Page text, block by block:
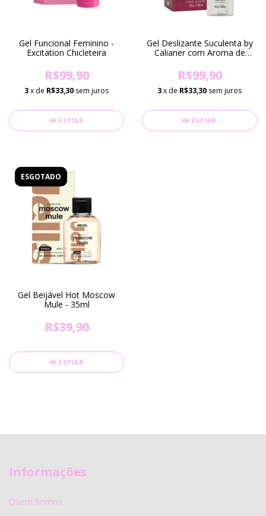
Gel Funcional Feminino -
Excitation Chicleteira
R$99,90
3x de R$33,30 sem juros
ESPIAR
Gel Deslizante Suculenta by
Calianer com Aroma de
(DISPONÍVEL SOMENTE EM
FORTALEZA-CE)
R$99,90
3x de R$33,30 sem juros
ESPIAR
ESGOTADO
Gel Beijável Hot Moscow
Mule - 35ml
R$39,90
ESPIAR
Informações
Quem Somos